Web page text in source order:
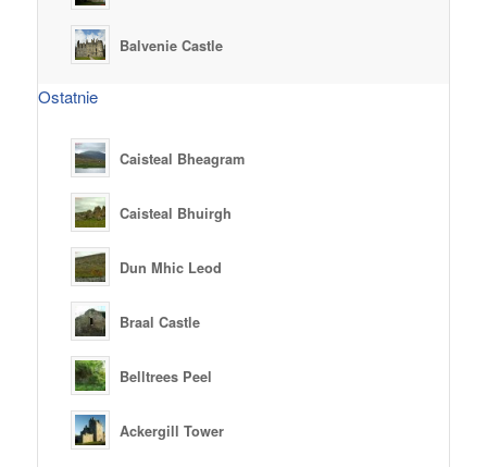
Balvenie Castle
Ostatnie
Caisteal Bheagram
Caisteal Bhuirgh
Dun Mhic Leod
Braal Castle
Belltrees Peel
Ackergill Tower